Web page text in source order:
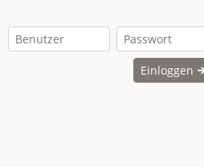
Einloggen